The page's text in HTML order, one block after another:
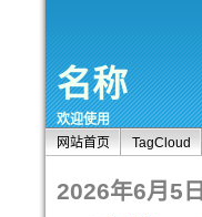
名称
欢迎使用
网站首页
TagCloud
2026年6月5日